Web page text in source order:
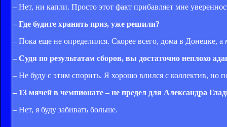
– Нет, ни капли. Просто этот факт прибавляет мне
– Где будите хранить приз, уже решили?
– Пока еще не определился. Скорее всего, дома в Донецке,
– Судя по результатам сборов, вы достаточно неплохо
– Не буду с этим спорить. Я хорошо влился с коллектив, но
– 13 мячей в чемпионате – не предел для Александра
– Нет, я буду забивать больше.